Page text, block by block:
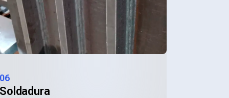
06
Soldadura